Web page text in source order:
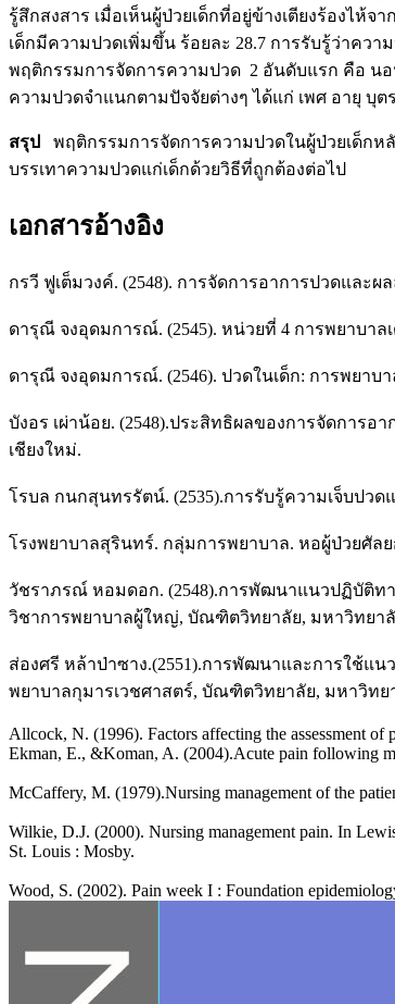
รู้สึกสงสาร เมื่อเห็นผู้ป่วยเด็กที่อยู่ข้างเตียงร้องไห้
เด็กมีความปวดเพิ่มขึ้น ร้อยละ 28.7 การรับรู้ว่าคว
พฤติกรรมการจัดการความปวด 2 อันดับแรก คือ นอ
ความปวดจำแนกตามปัจจัยต่างๆ ได้แก่ เพศ อายุ บุ
สรุป
พฤติกรรมการจัดการความปวดในผู้ป่วยเด็กห
บรรเทาความปวดแก่เด็กด้วยวิธีที่ถูกต้องต่อไป
เอกสารอ้างอิง
กรวี ฟูเต็มวงค์. (2548). การจัดการอาการปวดแล
ดารุณี จงอุดมการณ์. (2545). หน่วยที่ 4 การพยาบา
ดารุณี จงอุดมการณ์. (2546). ปวดในเด็ก: การพยา
บังอร เผ่าน้อย. (2548).ประสิทธิผลของการจัดกา
เชียงใหม่.
โรบล กนกสุนทรรัตน์. (2535).การรับรู้ความเจ็บป
โรงพยาบาลสุรินทร์. กลุ่มการพยาบาล. หอผู้ป่วยศัล
วัชราภรณ์ หอมดอก. (2548).การพัฒนาแนวปฏิบัติ
วิชาการพยาบาลผู้ใหญ่, บัณฑิตวิทยาลัย, มหาวิทยาลั
ส่องศรี หล้าป่าซาง.(2551).การพัฒนาและการใช้
พยาบาลกุมารเวชศาสตร์, บัณฑิตวิทยาลัย, มหาวิทย
Allcock, N. (1996). Factors affecting the assessment
Ekman, E., &Koman, A. (2004).Acute pain following
McCaffery, M. (1979).Nursing management of the
Wilkie, D.J. (2000). Nursing management pain. In
St. Louis : Mosby.
Wood, S. (2002). Pain week I : Foundation